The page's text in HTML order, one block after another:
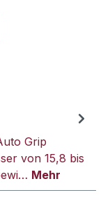
Grip
von 15,8 bis
Mehr